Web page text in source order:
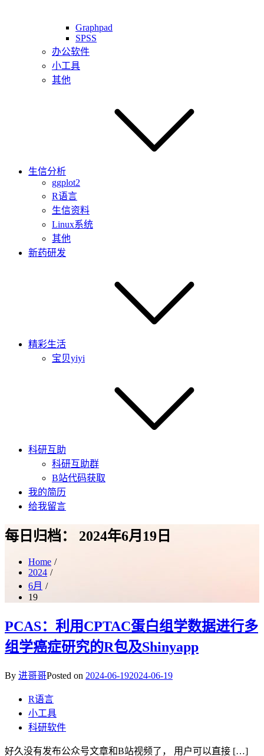
Graphpad
SPSS
办公软件
小工具
其他
生信分析
ggplot2
R语言
生信资料
Linux系统
其他
新药研发
精彩生活
宝贝yiyi
科研互助
科研互助群
B站代码获取
我的简历
给我留言
每日归档： 2024年6月19日
Home
2024
6月
19
PCAS：利用CPTAC蛋白组学数据进行多
组学癌症研究的R包及Shinyapp
By 进哥哥Posted on 2024-06-192024-06-19
R语言
小工具
科研软件
好久没有发布公众号文章和B站视频了， 用户可以直接 […]